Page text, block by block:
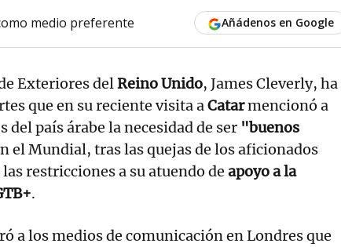
medio preferente Añádenos en Google
Exteriores delReino Unido, James Cleverly, ha
que en su reciente visita aCatarmencionó a
del país árabe la necesidad de ser "buenos
el Mundial, tras las quejas de los aficionados
restricciones a su atuendo de apoyo a la
.
a los medios de comunicación en Londres que